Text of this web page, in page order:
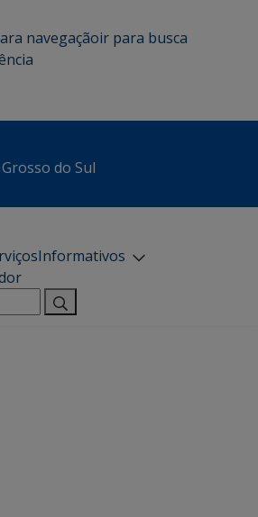
navegaçãoir para busca
do Sul
Informativos